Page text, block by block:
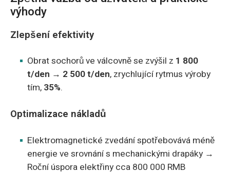
výhody
Zlepšení efektivity
Obrat sochorů ve válcovně se zvýšil z 1 800
t/den → 2 500 t/den, zrychlující rytmus výroby
tím, 35%.
Optimalizace nákladů
Elektromagnetické zvedání spotřebovává méně
energie ve srovnání s mechanickými drapáky →
Roční úspora elektřiny cca 800 000 RMB